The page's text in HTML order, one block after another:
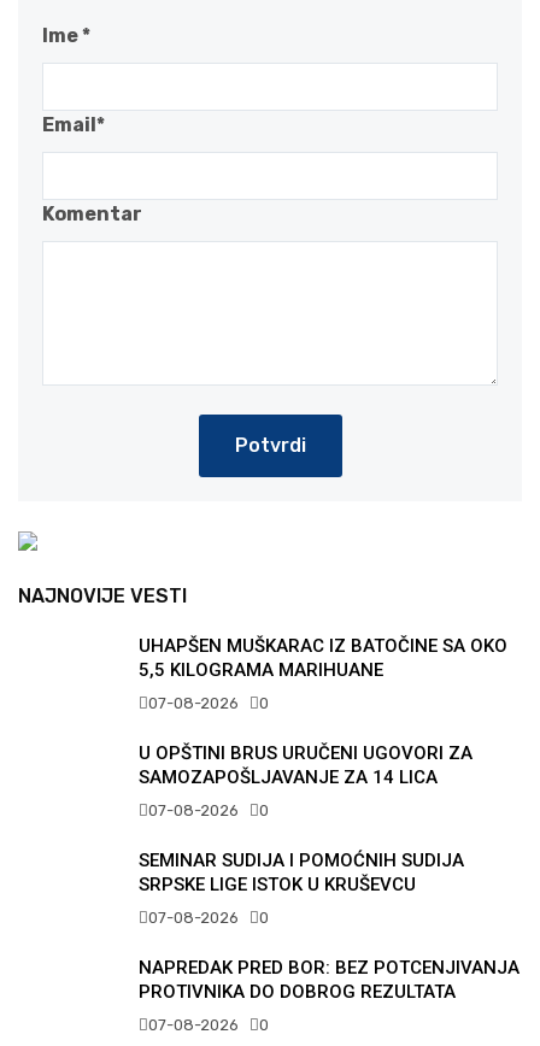
Ime *
Email*
Komentar
Potvrdi
NAJNOVIJE VESTI
UHAPŠEN MUŠKARAC IZ BATOČINE SA OKO
5,5 KILOGRAMA MARIHUANE
07-08-2026 0
U OPŠTINI BRUS URUČENI UGOVORI ZA
SAMOZAPOŠLJAVANJE ZA 14 LICA
07-08-2026 0
SEMINAR SUDIJA I POMOĆNIH SUDIJA
SRPSKE LIGE ISTOK U KRUŠEVCU
07-08-2026 0
NAPREDAK PRED BOR: BEZ POTCENJIVANJA
PROTIVNIKA DO DOBROG REZULTATA
07-08-2026 0